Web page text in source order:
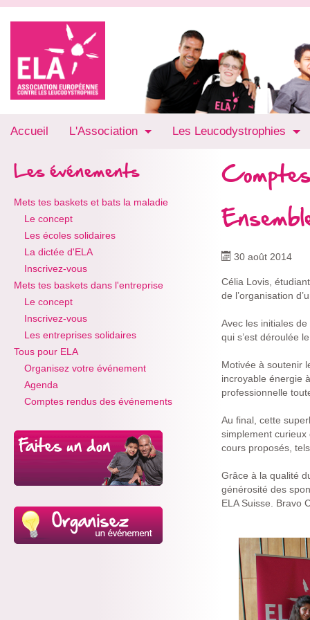
Accueil L'Association Les Leucodystrophies
Les événements
Mets tes baskets et bats la maladie
Le concept
Les écoles solidaires
La dictée d'ELA
Inscrivez-vous
Mets tes baskets dans l'entreprise
Le concept
Inscrivez-vous
Les entreprises solidaires
Tous pour ELA
Organisez votre événement
Agenda
Comptes rendus des événements
30 août 2014
Célia Lovis,
de l’organisation
Avec les initiales
qui s’est déroulée
Motivée à soutenir
incroyable énergie
professionnelle
Au final, cette
simplement curieux
cours proposés,
Grâce à la qualité
générosité des
ELA Suisse. Bravo